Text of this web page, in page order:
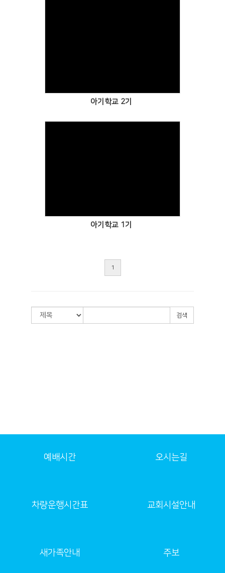
아기학교 2기
아기학교 1기
1
검색
예배시간 오시는길
차량운행시간표 교회시설안내
새가족안내 주보